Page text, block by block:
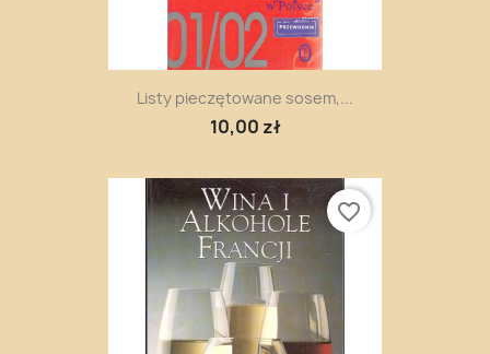
Listy pieczętowane sosem,...
10,00 zł
favorite_border